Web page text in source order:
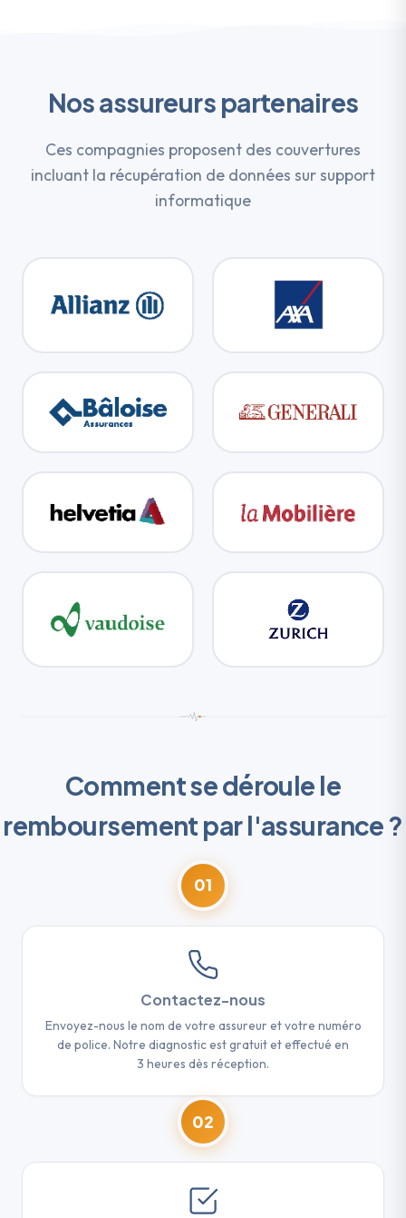
Nos assureurs partenaires
Ces compagnies proposent des couvertures
incluant la récupération de données sur support
informatique
Comment se déroule le
remboursement par l'assurance ?
01
Contactez-nous
Envoyez-nous le nom de votre assureur et votre numéro
de police. Notre diagnostic est gratuit et effectué en
3 heures dès réception.
02